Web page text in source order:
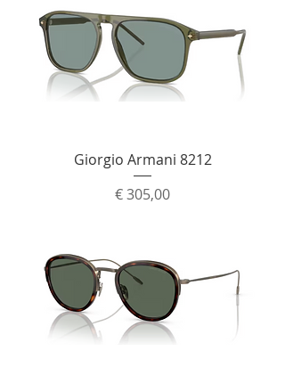
Giorgio Armani 8212
Prijs
€ 305,00